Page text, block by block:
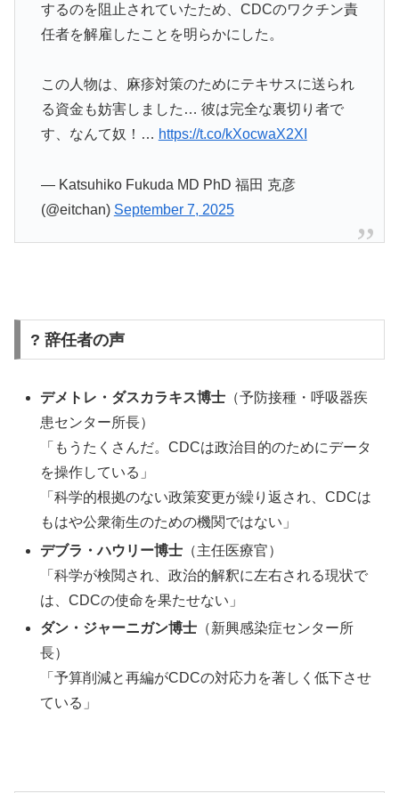
するのを阻止されていたため、CDCのワクチン責
任者を解雇したことを明らかにした。
この人物は、麻疹対策のためにテキサスに送られ
る資金も妨害しました… 彼は完全な裏切り者で
す、なんて奴！… https://t.co/kXocwaX2XI
— Katsuhiko Fukuda MD PhD 福田 克彦
(@eitchan) September 7, 2025
? 辞任者の声
デメトレ・ダスカラキス博士 （予防接種・呼吸器疾
患センター所長）
「もうたくさんだ。CDCは政治目的のためにデータ
を操作している」
「科学的根拠のない政策変更が繰り返され、CDCは
もはや公衆衛生のための機関ではない」
デブラ・ハウリー博士 （主任医療官）
「科学が検閲され、政治的解釈に左右される現状で
は、CDCの使命を果たせない」
ダン・ジャーニガン博士 （新興感染症センター所
長）
「予算削減と再編がCDCの対応力を著しく低下させ
ている」